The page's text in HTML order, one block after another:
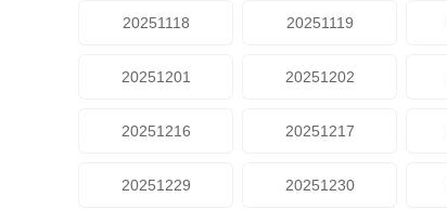
20251118 20251119
20251201 20251202
20251216 20251217
20251229 20251230